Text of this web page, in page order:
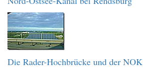
Die Rader-Hochbrücke und der NOK